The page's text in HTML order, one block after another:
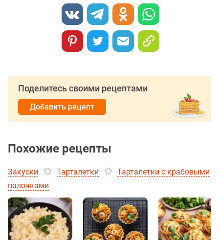
Поделитесь своими рецептами
Добавить рецепт
Похожие рецепты
Закуски Тарталетки
Тарталетки с крабовыми
палочками